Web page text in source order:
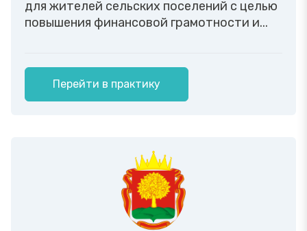
для жителей сельских поселений с целью
повышения финансовой грамотности и...
Перейти в практику